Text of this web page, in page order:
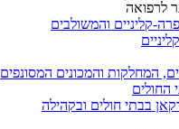
לרפואה
קליניים והמשולבים
המחלקות והמכונים המסונפים
החולים
בבתי חולים ובקהילה